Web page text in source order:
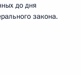
до дня
закона.